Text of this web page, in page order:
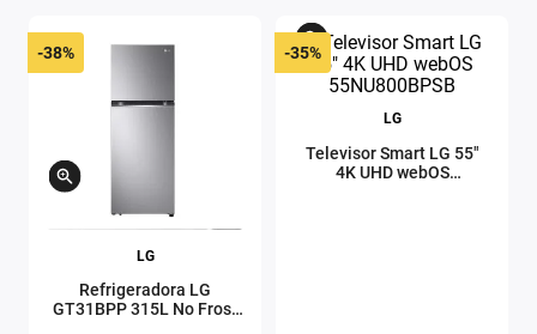
-38%
LG
Refrigeradora LG
GT31BPP 315L No Frost
-35%
LG
Televisor Smart LG 55"
4K UHD webOS